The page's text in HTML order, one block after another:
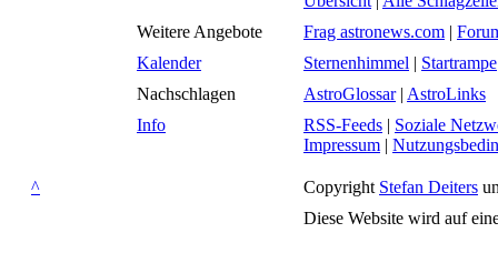
Weitere Angebote
Frag astronews.com |
Kalender
Sternenhimmel | Startrampe
Nachschlagen
AstroGlossar| AstroLinks
Info
RSS-Feeds | Soziale
Impressum |
^ Copyright Stefan Deiters
Diese Website wird auf